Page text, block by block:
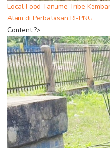
Local Food Tanume Tribe
Alam di Perbatasan RI-PNG
Content;?>